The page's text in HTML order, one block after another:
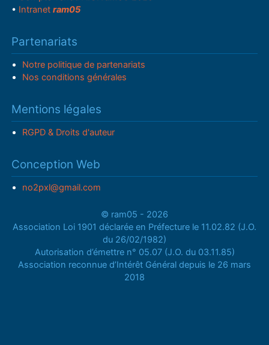
• Intranetram05
Partenariats
Notre politique de partenariats
Nos conditions générales
Mentions légales
RGPD & Droits d'auteur
Conception Web
no2pxl@gmail.com
© ram05 - 2026
Association Loi 1901 déclarée en Préfecture le 11.02.82 (J.O.
du 26/02/1982)
Autorisation d’émettre n° 05.07 (J.O. du 03.11.85)
Association reconnue d’Intérêt Général depuis le 26 mars
2018